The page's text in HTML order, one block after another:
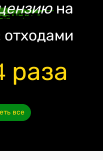
на
раза
все